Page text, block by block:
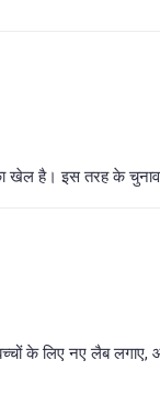
का खेल है। इस तरह के
के लिए नए लैब